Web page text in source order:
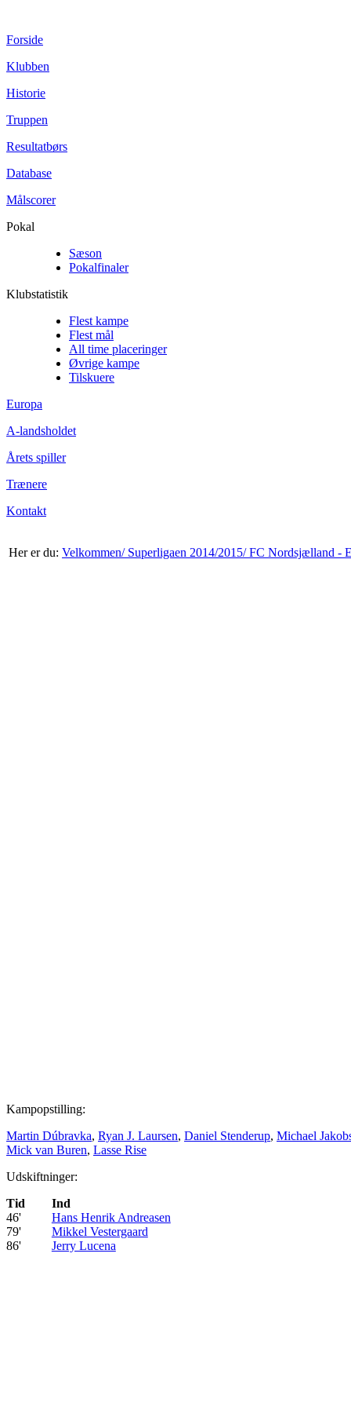
Forside
Klubben
Historie
Truppen
Resultatbørs
Database
Målscorer
Pokal
Sæson
Pokalfinaler
Klubstatistik
Flest kampe
Flest mål
All time placeringer
Øvrige kampe
Tilskuere
Europa
A-landsholdet
Årets spiller
Trænere
Kontakt
Her er du: Velkommen/ Superligaen 2014/2015/FC Nordsjælland -
Kampopstilling:
Martin Dúbravka, Ryan J. Laursen, Daniel Stenderup, Michael
Mick van Buren, Lasse Rise
Udskiftninger:
Tid
Ind
46'
Hans Henrik Andreasen
79'
Mikkel Vestergaard
86'
Jerry Lucena